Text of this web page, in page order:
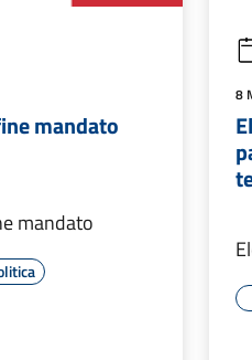
mandato
mandato
8